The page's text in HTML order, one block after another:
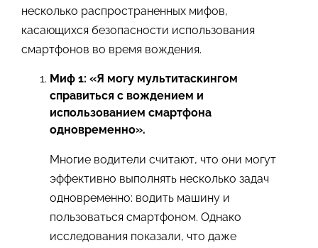
несколько распространенных мифов,
касающихся безопасности использования
смартфонов во время вождения.
Миф 1: «Я могу мультитаскингом
справиться с вождением и
использованием смартфона
одновременно».
Многие водители считают, что они могут
эффективно выполнять несколько задач
одновременно: водить машину и
пользоваться смартфоном. Однако
исследования показали, что даже